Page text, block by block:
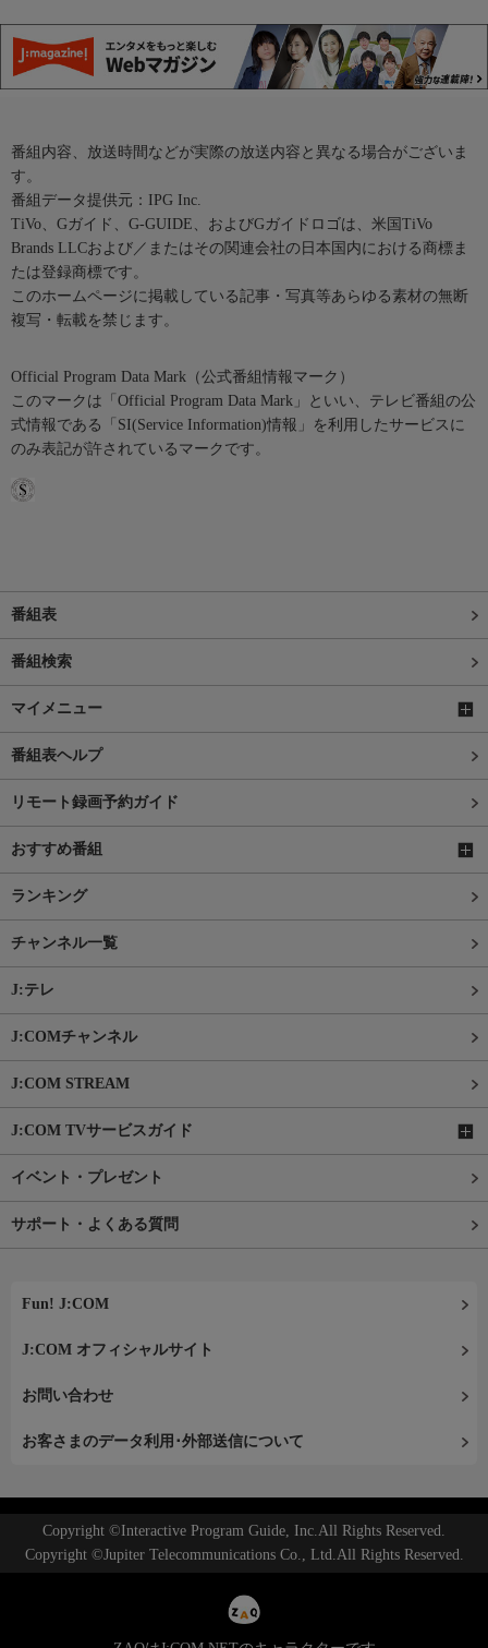
番組内容、放送時間などが実際の放送内容と異なる場合がございま
す。
番組データ提供元：IPG Inc.
TiVo、Gガイド、G-GUIDE、およびGガイドロゴは、米国TiVo
Brands LLCおよび／またはその関連会社の日本国内における商標ま
たは登録商標です。
このホームページに掲載している記事・写真等あらゆる素材の無断
複写・転載を禁じます。
Official Program Data Mark（公式番組情報マーク）
このマークは「Official Program Data Mark」といい、テレビ番組の公
式情報である「SI(Service Information)情報」を利用したサービスに
のみ表記が許されているマークです。
番組表
番組検索
マイメニュー
番組表ヘルプ
リモート録画予約ガイド
おすすめ番組
ランキング
チャンネル一覧
J:テレ
J:COMチャンネル
J:COM STREAM
J:COM TVサービスガイド
イベント・プレゼント
サポート・よくある質問
Fun! J:COM
J:COM オフィシャルサイト
お問い合わせ
お客さまのデータ利用･外部送信について
Copyright ©Interactive Program Guide, Inc.All Rights Reserved.
Copyright ©Jupiter Telecommunications Co., Ltd.All Rights Reserved.